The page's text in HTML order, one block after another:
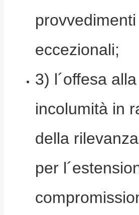
provvedimenti
eccezionali;
3) l´offesa
incolumità in
della
per